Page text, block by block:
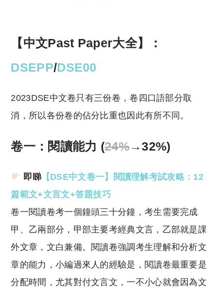
【中文Past Paper大全】：
DSEPP/DSE00
2023DSE中文卷只有三份卷，卷四口語部分取
消，所以各份卷的佔分比重也因此有所不同。
卷一：閱讀能力 (24%→32%)
即睇【DSE中文卷一】閱讀理解考試攻略：12
篇範文+文言文+答題技巧
卷一閱讀卷考一個鐘頭三十分鐘，考生需要完成
甲、乙兩部分，甲部主要考經典文言，乙部就是課
外文章，文白兼備。閱讀卷強調考生理解和分析文
章的能力，小編過來人的經驗是，閱讀卷最重要是
分配時間，尤其對付文言文，一不小心就會因為文